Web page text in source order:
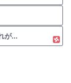
が...